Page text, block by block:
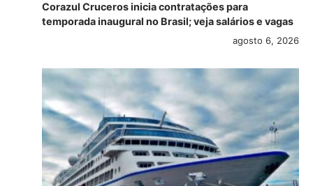
Corazul Cruceros inicia contratações para
temporada inaugural no Brasil; veja salários e vagas
agosto 6, 2026